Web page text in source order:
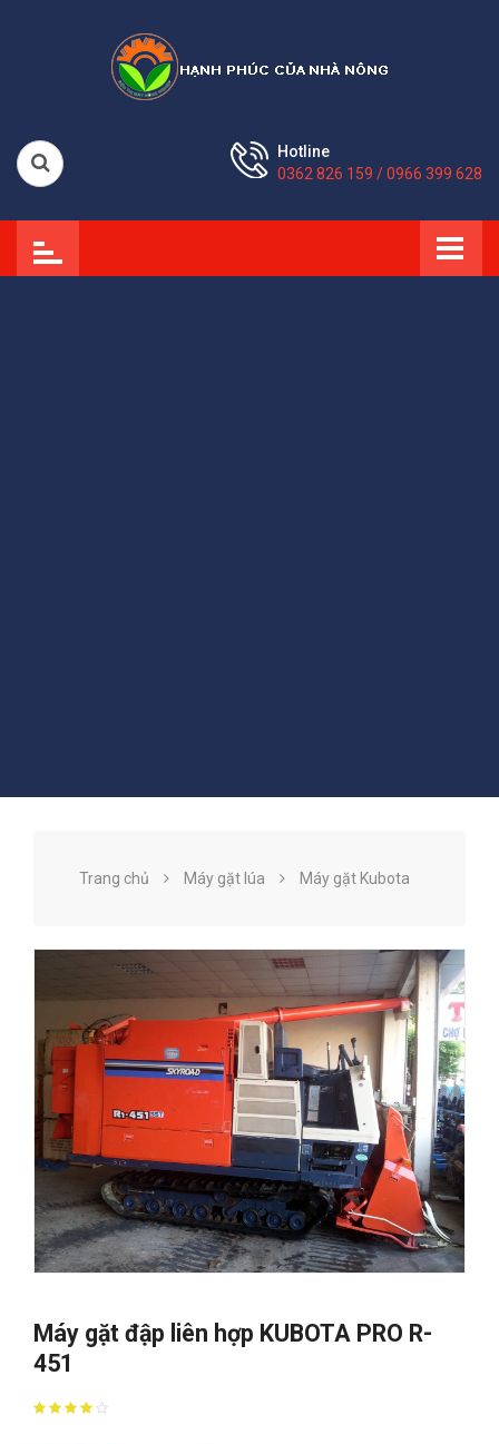
Hotline
0362 826 159 / 0966 399 628
Trang chủ Máy gặt lúa Máy gặt Kubota
Máy gặt đập liên hợp KUBOTA PRO R-
451